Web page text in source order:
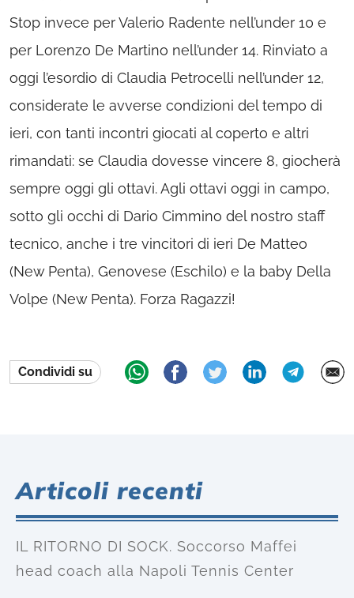
Stop invece per Valerio Radente nell’under 10 e
per Lorenzo De Martino nell’under 14. Rinviato a
oggi l’esordio di Claudia Petrocelli nell’under 12,
considerate le avverse condizioni del tempo di
ieri, con tanti incontri giocati al coperto e altri
rimandati: se Claudia dovesse vincere 8, giocherà
sempre oggi gli ottavi. Agli ottavi oggi in campo,
sotto gli occhi di Dario Cimmino del nostro staff
tecnico, anche i tre vincitori di ieri De Matteo
(New Penta), Genovese (Eschilo) e la baby Della
Volpe (New Penta). Forza Ragazzi!
Condividi su
Articoli recenti
IL RITORNO DI SOCK. Soccorso Maffei
head coach alla Napoli Tennis Center